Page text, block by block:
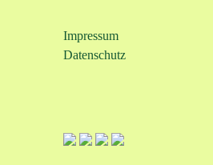
Impressum
Datenschutz